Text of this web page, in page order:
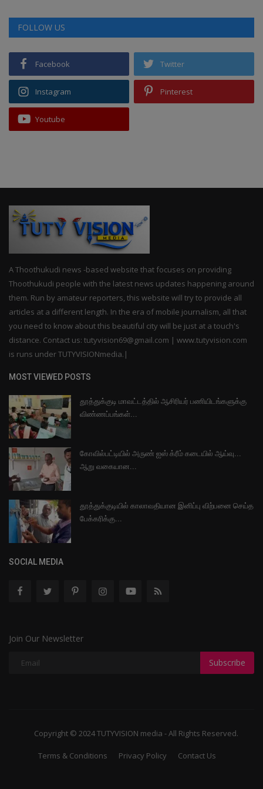
FOLLOW US
Facebook Twitter
Instagram Pinterest
Youtube
A Thoothukudi news -based website that focuses on providing
Thoothukudi people with the latest news updates happening around
them. Run by amateur reporters, this website will try to provide all
articles at a different length. In the era of mobile journalism, all that
you need to know about this beautiful city will be just at a touch's
distance. Contact us: tutyvision69@gmail.com | www.tutyvision.com
is runs under TUTYVISIONmedia.|
MOST VIEWED POSTS
தூத்துக்குடி மாவட்டத்தில் ஆசிரியர் பணியிடங்களுக்கு
விண்ணப்பங்கள்...
கோவில்பட்டியில் அருண் ஐஸ் க்ரீம் கடையில் ஆய்வு...
ஆறு வகையான...
தூத்துக்குடியில் காலாவதியான இனிப்பு விற்பனை செய்த
பேக்கரிக்கு...
SOCIAL MEDIA
Join Our Newsletter
Subscribe
Copyright © 2024 TUTYVISION media - All Rights Reserved.
Terms & Conditions Privacy Policy Contact Us